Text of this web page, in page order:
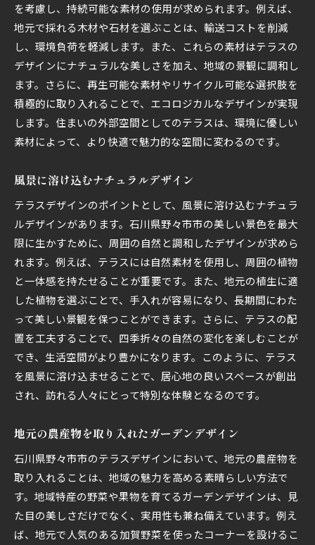
を考慮し、持続可能な素材の使用が求められます。例えば、
地元で採れる木材や石材を選ぶことは、輸送コストを削減
し、環境負荷を軽減します。また、これらの素材はテラスの
デザインにナチュラルな美しさを加え、地域の景観に調和し
ます。さらに、再生可能な素材やリサイクル可能な選択肢を
積極的に取り入れることで、エコロジカルなデザインが実現
します。住まいの外部空間としてのテラスは、環境に優しい
素材によって、より快適で魅力的な空間に変わるのです。
風景に溶け込むナチュラルデザイン
テラスデザインのポイントとして、風景に溶け込むナチュラ
ルデザインがあります。石川県野々市市の美しい景色を最大
限に生かすために、周囲の自然と調和したデザインが求めら
れます。例えば、テラスには自然素材を使用し、周囲の植物
と一体感を持たせることが重要です。また、地元の植生に適
した植物を選ぶことで、手入れが容易になり、長期間にわた
って美しい景観を保つことができます。さらに、テラスの配
置を工夫することで、四季折々の自然の変化を楽しむことが
でき、生活空間がより豊かになります。このように、テラス
を風景に溶け込ませることで、居心地の良いスペースが創出
され、訪れる人々にとって特別な体験となるのです。
地元の農産物を取り入れたガーデンデザイン
石川県野々市市のテラスデザインにおいて、地元の農産物を
取り入れることは、地域の魅力を高める素晴らしい方法で
す。地域特産の野菜や果物を育てるガーデンデザインは、見
た目の美しさだけでなく、実用性も兼ね備えています。例え
ば、地元で人気のある加賀野菜を使ったコーナーを設けるこ